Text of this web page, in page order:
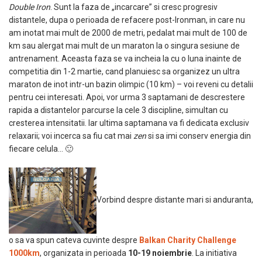
Double Iron. Sunt la faza de „incarcare” si cresc progresiv
distantele, dupa o perioada de refacere post-Ironman, in care nu
am inotat mai mult de 2000 de metri, pedalat mai mult de 100 de
km sau alergat mai mult de un maraton la o singura sesiune de
antrenament. Aceasta faza se va incheia la cu o luna inainte de
competitia din 1-2 martie, cand planuiesc sa organizez un ultra
maraton de inot intr-un bazin olimpic (10 km) – voi reveni cu detalii
pentru cei interesati. Apoi, vor urma 3 saptamani de descrestere
rapida a distantelor parcurse la cele 3 discipline, simultan cu
cresterea intensitatii. Iar ultima saptamana va fi dedicata exclusiv
relaxarii; voi incerca sa fiu cat mai zensi sa imi conserv energia din
fiecare celula… 🙂
Vorbind despre distante mari si anduranta,
o sa va spun cateva cuvinte despre Balkan Charity Challenge
1000km, organizata in perioada 10-19 noiembrie . La initiativa